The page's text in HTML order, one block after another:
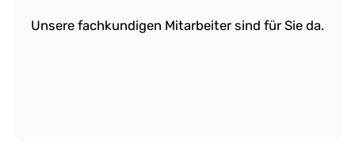
Unsere fachkundigen Mitarbeiter sind für Sie da.